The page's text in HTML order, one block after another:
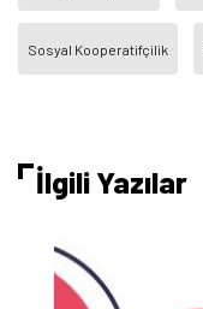
Sosyal Kooperatifçilik
İlgili Yazılar